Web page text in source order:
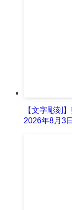
【文字彫刻
2026年8月3日